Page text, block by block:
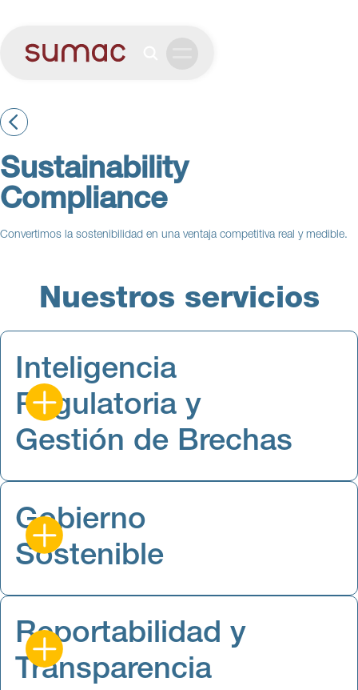
Sustainability
Compliance
Convertimos la sostenibilidad en una ventaja competitiva real y medible.
Nuestros servicios
Inteligencia
Regulatoria y
Gestión de Brechas
Gobierno
Sostenible
Reportabilidad y
Transparencia